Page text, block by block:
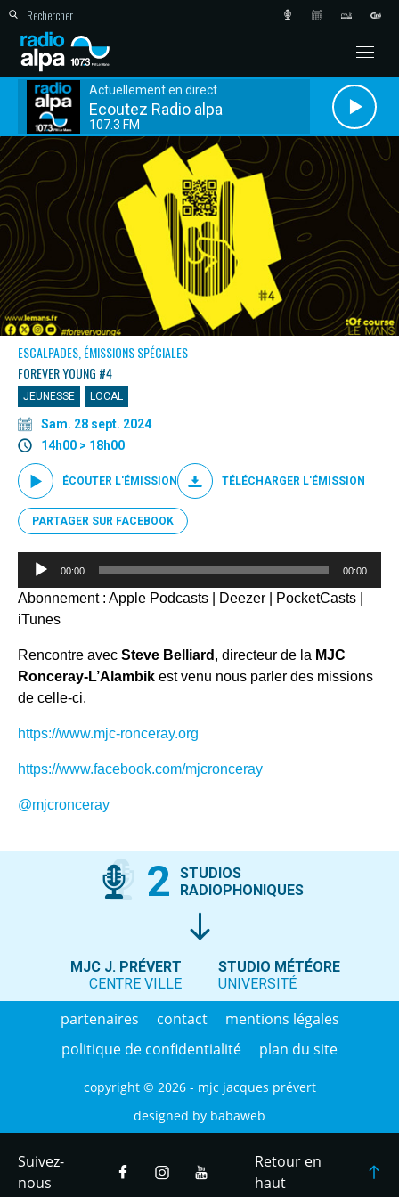
Actuellement en direct
Ecoutez Radio alpa
107.3 FM
ESCALPADES, ÉMISSIONS SPÉCIALES
FOREVER YOUNG #4
JEUNESSE LOCAL
Sam. 28 sept. 2024
14h00 > 18h00
ÉCOUTER L'ÉMISSION TÉLÉCHARGER L'ÉMISSION
PARTAGER SUR FACEBOOK
Lecteur
00:00 00:00
Abonnement : Apple Podcasts Deezer PocketCasts
iTunes
Rencontre avec Steve Belliard , directeur de la MJC
Ronceray-L’Alambik est venu nous parler des missions
de celle-ci.
https://www.mjc-ronceray.org
https://www.facebook.com/mjcronceray
@mjcronceray
2
STUDIOS
RADIOPHONIQUES
MJC J. PRÉVERT
CENTRE VILLE
STUDIO MÉTÉORE
UNIVERSITÉ
partenaires contact
mentions légales
politique de confidentialité
plan du site
copyright © 2026 - mjc jacques prévert
designed by babaweb
Suivez-
nous
Retour en
haut